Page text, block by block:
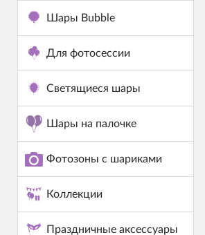
Шары Bubble
Для фотосессии
Светящиеся шары
Шары на палочке
Фотозоны с шариками
Коллекции
Праздничные аксессуары